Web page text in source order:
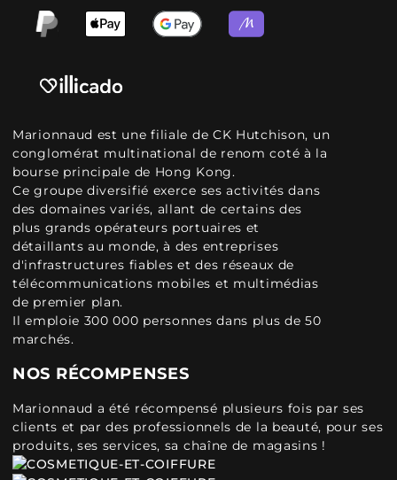
Marionnaud est une filiale de CK Hutchison, un
conglomérat multinational de renom coté à la
bourse principale de Hong Kong.
Ce groupe diversifié exerce ses activités dans
des domaines variés, allant de certains des
plus grands opérateurs portuaires et
détaillants au monde, à des entreprises
d'infrastructures fiables et des réseaux de
télécommunications mobiles et multimédias
de premier plan.
Il emploie 300 000 personnes dans plus de 50
marchés.
NOS RÉCOMPENSES
Marionnaud a été récompensé plusieurs fois par ses
clients et par des professionnels de la beauté, pour ses
produits, ses services, sa chaîne de magasins !